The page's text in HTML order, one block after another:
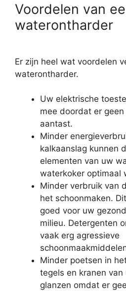
Voordelen van
waterontharder
Er zijn heel wat voordelen
waterontharder.
Uw elektrische
mee doordat er
aantast.
Minder
kalkaanslag kunnen
elementen van uw
waterkoker optimaal
Minder verbruik van
het schoonmaken.
goed voor uw
milieu. Detergenten
vaak erg agressieve
Minder poetsen in
tegels en kranen
glanzen omdat er